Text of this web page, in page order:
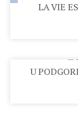
LA VIE
U